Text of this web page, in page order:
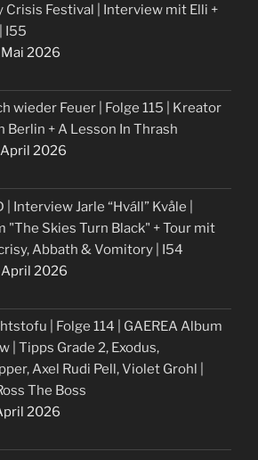
Crisis Festival | Interview mit Elli +
I55
Mai 2026
wieder Feuer | Folge 115 | Kreator
Berlin + A Lesson In Thrash
April 2026
| Interview Jarle “Hváll” Kvåle |
"The Skies Turn Black" + Tour mit
Abbath & Vomitory | I54
April 2026
| Folge 114 | GAEREA Album
| Tipps Grade 2, Exodus,
Axel Rudi Pell, Violet Grohl |
The Boss
2026